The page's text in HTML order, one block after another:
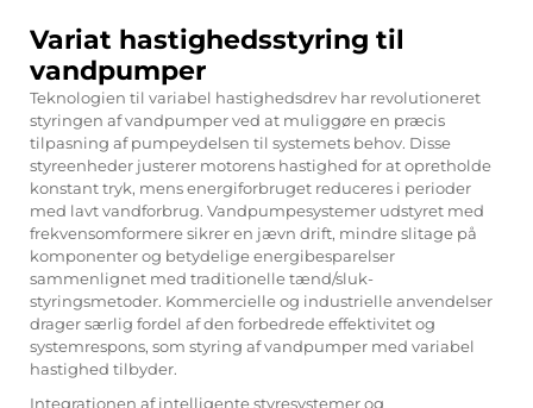
Variat hastighedsstyring til
vandpumper
Teknologien til variabel hastighedsdrev har revolutioneret
styringen af vandpumper ved at muliggøre en præcis
tilpasning af pumpeydelsen til systemets behov. Disse
styreenheder justerer motorens hastighed for at opretholde
konstant tryk, mens energiforbruget reduceres i perioder
med lavt vandforbrug. Vandpumpesystemer udstyret med
frekvensomformere sikrer en jævn drift, mindre slitage på
komponenter og betydelige energibesparelser
sammenlignet med traditionelle tænd/sluk-
styringsmetoder. Kommercielle og industrielle anvendelser
drager særlig fordel af den forbedrede effektivitet og
systemrespons, som styring af vandpumper med variabel
hastighed tilbyder.
Integrationen af intelligente styresystemer og